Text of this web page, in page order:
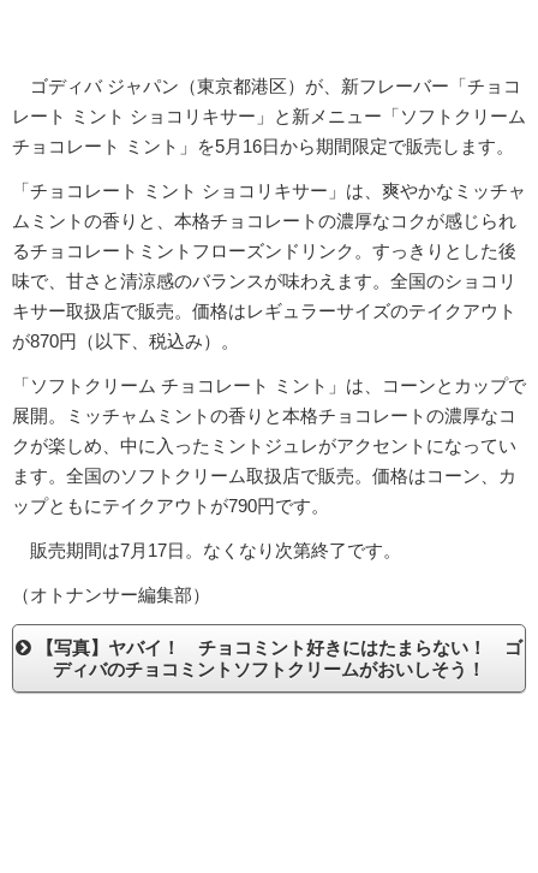
ゴディバ ジャパン（東京都港区）が、新フレーバー「チョコ
レート ミント ショコリキサー」と新メニュー「ソフトクリーム
チョコレート ミント」を5月16日から期間限定で販売します。
「チョコレート ミント ショコリキサー」は、爽やかなミッチャ
ムミントの香りと、本格チョコレートの濃厚なコクが感じられ
るチョコレートミントフローズンドリンク。すっきりとした後
味で、甘さと清涼感のバランスが味わえます。全国のショコリ
キサー取扱店で販売。価格はレギュラーサイズのテイクアウト
が870円（以下、税込み）。
「ソフトクリーム チョコレート ミント」は、コーンとカップで
展開。ミッチャムミントの香りと本格チョコレートの濃厚なコ
クが楽しめ、中に入ったミントジュレがアクセントになってい
ます。全国のソフトクリーム取扱店で販売。価格はコーン、カ
ップともにテイクアウトが790円です。
販売期間は7月17日。なくなり次第終了です。
（オトナンサー編集部）
【写真】ヤバイ！ チョコミント好きにはたまらない！ ゴ
ディバのチョコミントソフトクリームがおいしそう！